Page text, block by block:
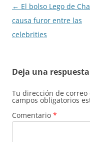
Navegación
de
entradas
← El bolso Lego de
causa furor entre las
celebrities
Deja una respuesta
Tu dirección de
campos obligatorios
Comentario *